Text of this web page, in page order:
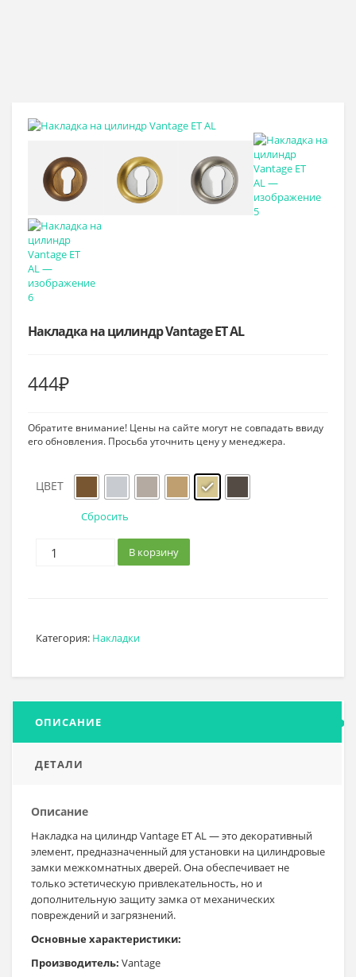
Накладка на цилиндр Vantage ET AL
444₽
Обратите внимание! Цены на сайте могут не совпадать ввиду
его обновления. Просьба уточнить цену у менеджера.
ЦВЕТ
Сбросить
В корзину
Категория: Накладки
ОПИСАНИЕ
ДЕТАЛИ
Описание
Накладка на цилиндр Vantage ET AL — это декоративный
элемент, предназначенный для установки на цилиндровые
замки межкомнатных дверей. Она обеспечивает не
только эстетическую привлекательность, но и
дополнительную защиту замка от механических
повреждений и загрязнений.
Основные характеристики:
Производитель: Vantage